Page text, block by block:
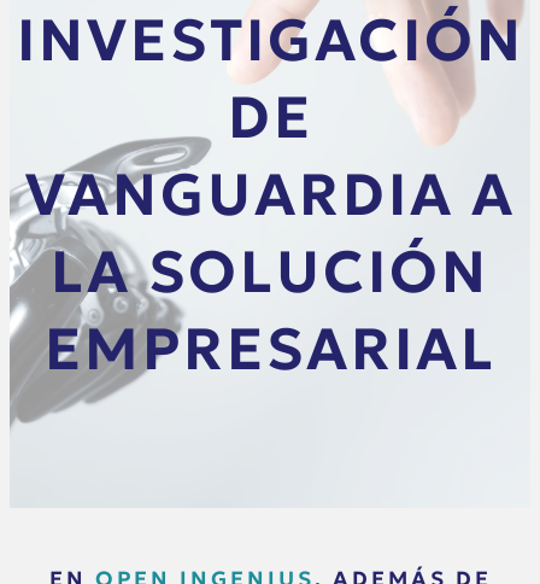
INVESTIGACIÓN
DE
VANGUARDIA A
LA SOLUCIÓN
EMPRESARIAL
EN OPEN INGENIUS, ADEMÁS DE